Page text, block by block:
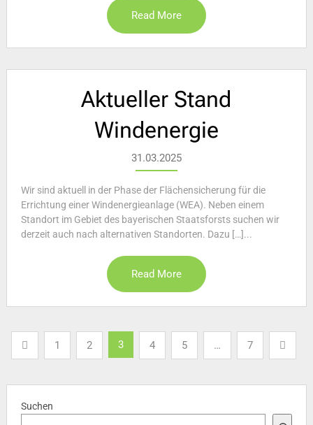
Read More
Aktueller Stand
Windenergie
31.03.2025
Wir sind aktuell in der Phase der Flächensicherung für die
Errichtung einer Windenergieanlage (WEA). Neben einem
Standort im Gebiet des bayerischen Staatsforsts suchen wir
derzeit auch nach alter­nativen Standorten. Dazu […]...
Read More
Seitennummerierung
1 2 3 4 5 … 7
Suchen